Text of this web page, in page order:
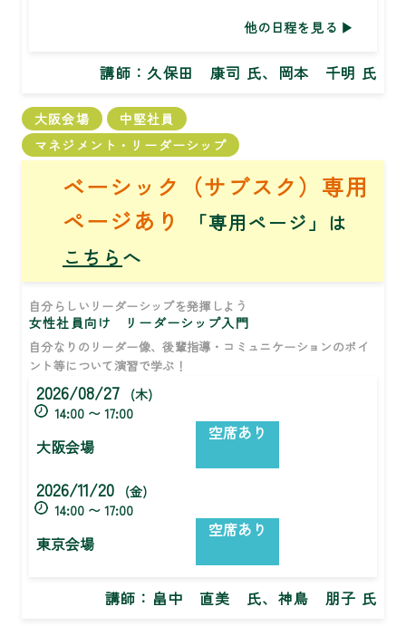
他の日程を見る
講師：久保田 康司 氏、岡本 千明 氏
大阪会場
中堅社員
マネジメント・リーダーシップ
ベーシック（サブスク）専用
ページあり
「専用ページ」は
こちら へ
自分らしいリーダーシップを発揮しよう
女性社員向け リーダーシップ入門
自分なりのリーダー像、後輩指導・コミュニケーションのポイ
ント等について演習で学ぶ！
2026/08/27
(木)
14:00 〜 17:00
大阪会場
空席あり
2026/11/20
(金)
14:00 〜 17:00
東京会場
空席あり
講師： 畠中 直美 氏、神鳥 朋子 氏